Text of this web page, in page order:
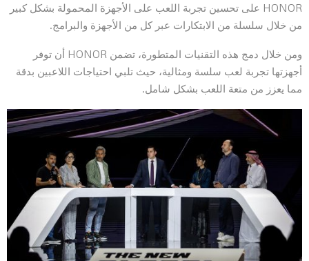
HONOR على تحسين تجربة اللعب على الأجهزة المحمولة بشكل كبير
من خلال سلسلة من الابتكارات عبر كل من الأجهزة والبرامج.
ومن خلال دمج هذه التقنيات المتطورة، تضمن HONOR أن توفر
أجهزتها تجربة لعب سلسة ومثالية، حيث تلبي احتياجات اللاعبين بدقة
مما يعزز من متعة اللعب بشكل شامل.